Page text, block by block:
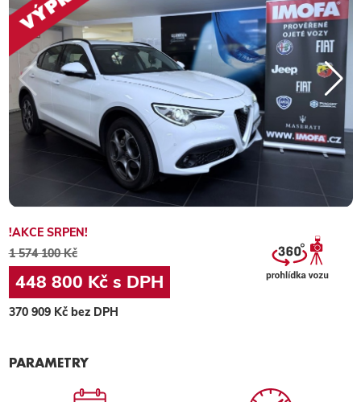
!AKCE SRPEN!
1 574 100 Kč
448 800 Kč s DPH
370 909 Kč bez DPH
PARAMETRY